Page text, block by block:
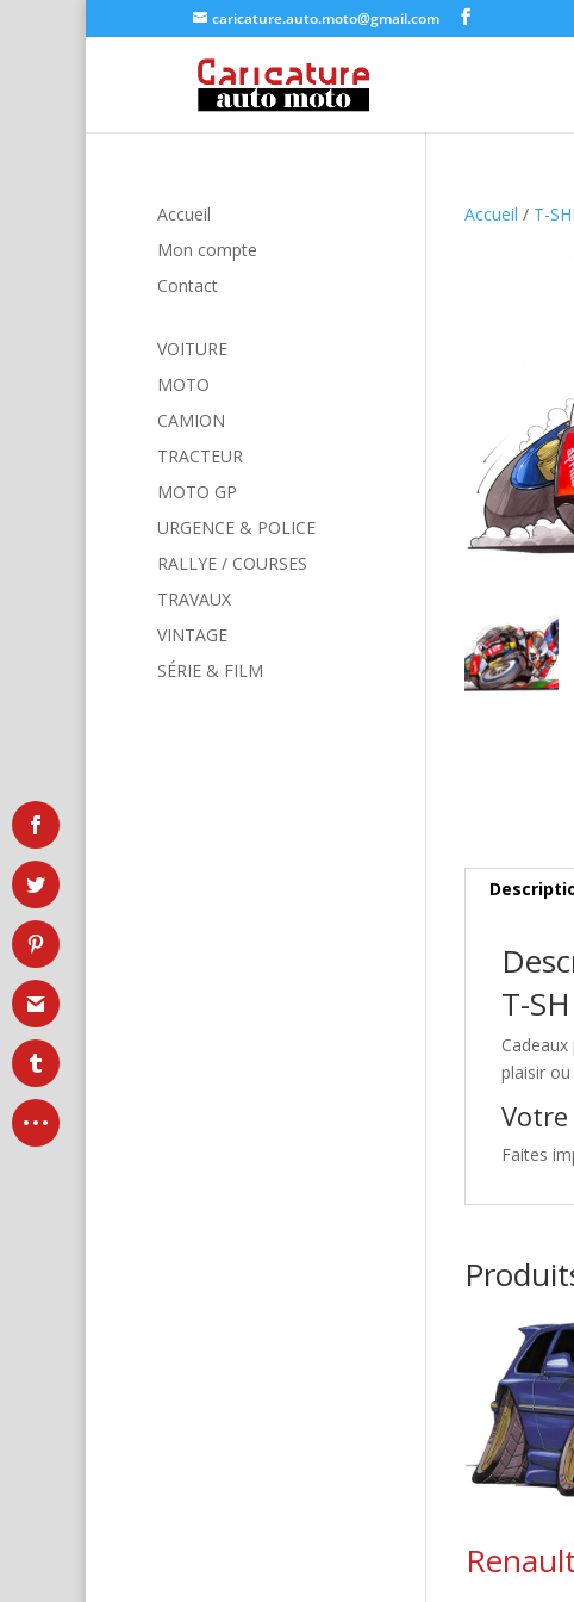
caricature.auto.moto@gmail.com
Accueil / T-
T-
plaisir
Faites
Accueil
Mon compte
Contact
VOITURE
MOTO
CAMION
TRACTEUR
MOTO GP
URGENCE & POLICE
RALLYE / COURSES
TRAVAUX
VINTAGE
SÉRIE & FILM